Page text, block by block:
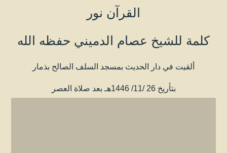
القرآن نور
كلمة للشيخ عصام الدميني حفظه الله
ألقيت في دار الحديث بمسجد السلف الصالح بذمار
بتأريخ 26 /11/ 1446هـ بعد صلاة العصر